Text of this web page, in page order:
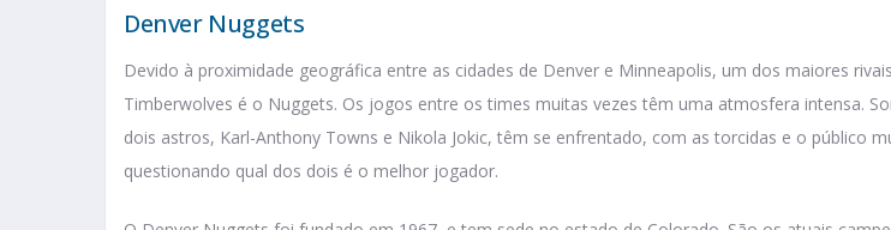
Denver Nuggets
Devido à proximidade geográfica entre as cidades de Denver e Minneapolis, um dos maiores
Timberwolves é o Nuggets. Os jogos entre os times muitas vezes têm uma atmosfera intensa.
dois astros, Karl-Anthony Towns e Nikola Jokic, têm se enfrentado, com as torcidas e o público
questionando qual dos dois é o melhor jogador.